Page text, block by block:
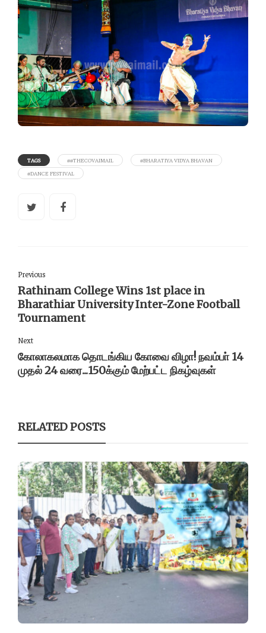
TAGS ##THECOVAIMAIL
#BHARATIYA VIDYA BHAVAN
#DANCE FESTIVAL
Previous
Rathinam College Wins 1st place in
Bharathiar University Inter-Zone Football
Tournament
Next
கோலாகலமாக தொடங்கிய கோவை விழா! நவம்பா் 14
முதல் 24 வரை...150க்கும் மேற்பட்ட நிகழ்வுகள்
RELATED POSTS